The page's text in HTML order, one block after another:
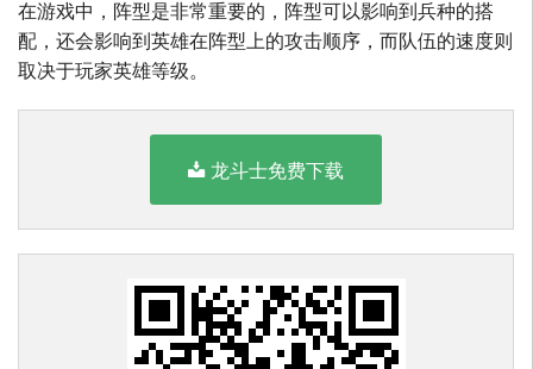
在游戏中，阵型是非常重要的，阵型可以影响到兵种的搭
配，还会影响到英雄在阵型上的攻击顺序，而队伍的速度则
取决于玩家英雄等级。
龙斗士免费下载